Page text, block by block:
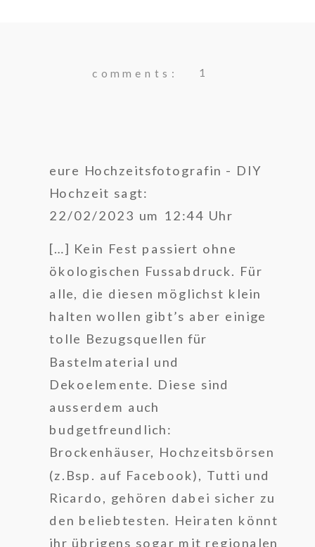
comments:
eure Hochzeitsfotografin - DIY
Hochzeit sagt:
22/02/2023 um 12:44 Uhr
[…] Kein Fest passiert ohne
ökologischen Fussabdruck. Für
alle, die diesen möglichst klein
halten wollen gibt’s aber einige
tolle Bezugsquellen für
Bastelmaterial und
Dekoelemente. Diese sind
ausserdem auch
budgetfreundlich:
Brockenhäuser, Hochzeitsbörsen
(z.Bsp. auf Facebook), Tutti und
Ricardo, gehören dabei sicher zu
den beliebtesten. Heiraten könnt
ihr übrigens sogar mit regionalen
1